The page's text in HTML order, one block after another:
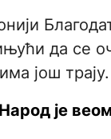
да се
још трају.
је